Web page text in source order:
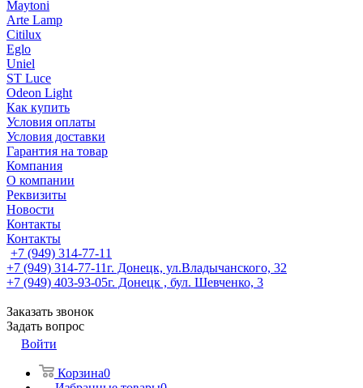
Maytoni
Arte Lamp
Citilux
Eglo
Uniel
ST Luce
Odeon Light
Как купить
Условия оплаты
Условия доставки
Гарантия на товар
Компания
О компании
Реквизиты
Новости
Контакты
Контакты
+7 (949) 314-77-11
+7 (949) 314-77-11г. Донецк, ул.Владычанского, 32
+7 (949) 403-93-05г. Донецк , бул. Шевченко, 3
Заказать звонок
Задать вопрос
Войти
Корзина0